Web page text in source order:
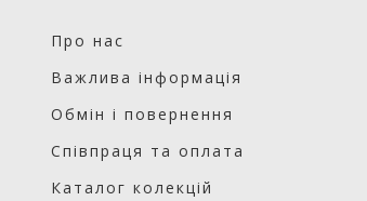
Про нас
Важлива інформація
Обмін і повернення
Співпраця та оплата
Каталог колекцій